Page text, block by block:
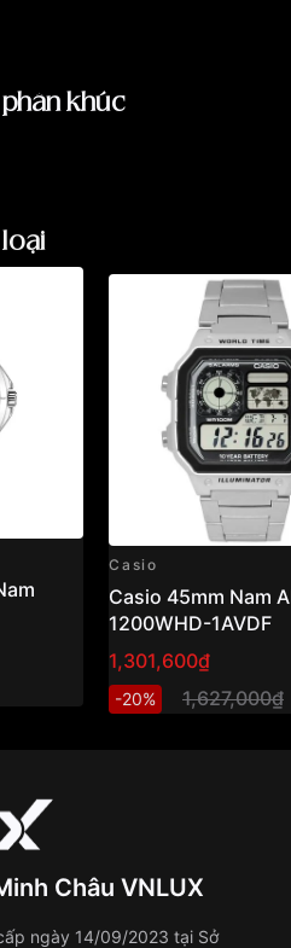
khúc
Casio
Casio 45mm Nam
1200WHD-1AVDF
1,301,600₫
-20% 1,627,000₫
Châu VNLUX
ngày 14/09/2023 tại Sở